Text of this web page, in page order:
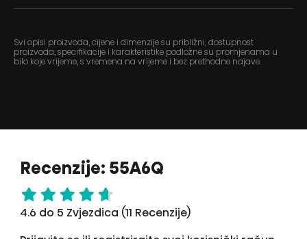
Svi opisi proizvoda, cijene i dimenzije su približni, dostupnost
proizvoda, specifikacije i karakteristike podložne su promjenama u
bilo koje vrijeme, s vremena na vrijeme i bez prethodne najave.
Recenzije: 55A6Q
4.6 do 5 Zvjezdica (11 Recenzije)